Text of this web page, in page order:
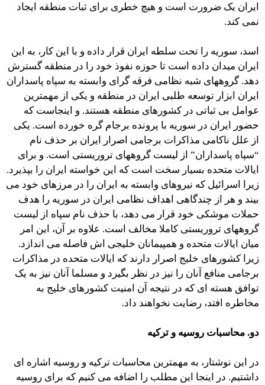
ایران یک ضرورت است و هیچ خطری برای ثبات منطقه ایجاد
نمی کند.
اسد، سوریه را تحت سلطه ایران قرار داده و با این کار، به این
ایران میدان داده است تا حوزه نفوذ خود را در منطقه گسترش
دهد. گروههای شبه نظامی فرقه گرای وابسته به سپاه پاسداران
ایران ابزار توسعه طلبی ایران در منطقه و یکی از مهمترین
عوامل بی ثباتی در کشورهای منطقه هستند. و اینجاست که
حضور ایران در سوریه با پرونده برجام گره خورده است. یکی
از علل ناکامی مذاکرات برجامی اصرار ایران بر حذف نام
“سپاه پاسداران” از لیست گروههای تروریستی است. و برای
ایالات متحده بسیار سخت است که این خواسته ایران را بپذیرد.
زیرا اسرائیل که نیروهای وابسته به ایران را در مرزهای خود می
بیند و هر از چندگاهی اهداف نظامی ایران در سوریه را هدف
حملات موشکی خود قرار می دهد، با حذف نام سپاه از لیست
گروههای تروریستی کاملا مخالف است. علاوه بر آن، این امر
میان ایالات متحده و همپیمانان خلیجی اش فاصله می اندازد.
زیرا کشورهای خلیج اصرار دارند که ایالات متحده در مذاکرات
برجامی منافع آنان را نیز در نظر بگیرد و مسلما آنان نیز به یک
توافق هسته ای که در نتیجه آن امنیت کشورهای خلیج به
مخاطره افتد، رضایت نخواهند داد.
دو. محاسبات روسیه و ترکیه
در این نوشتار، به مهمترین محاسبات ترکیه و روسیه اشاره ای
داشتیم. در اینجا این مطلب را اضافه می کنیم که برای روسیه